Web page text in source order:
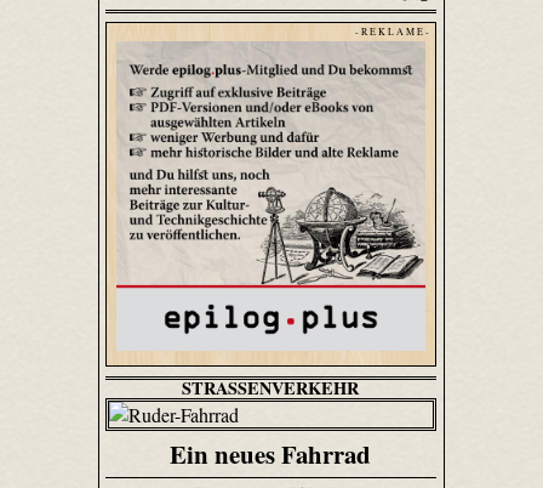
- R E K L A M E -
STRASSENVERKEHR
Ein neues Fahrrad